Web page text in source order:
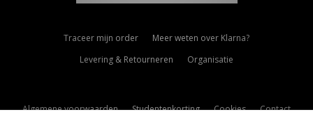
Traceer mijn order
Meer weten over Klarna?
Levering & Retourneren
Organisatie
Algemene voorwaarden Studentenkorting Cookies
Contact